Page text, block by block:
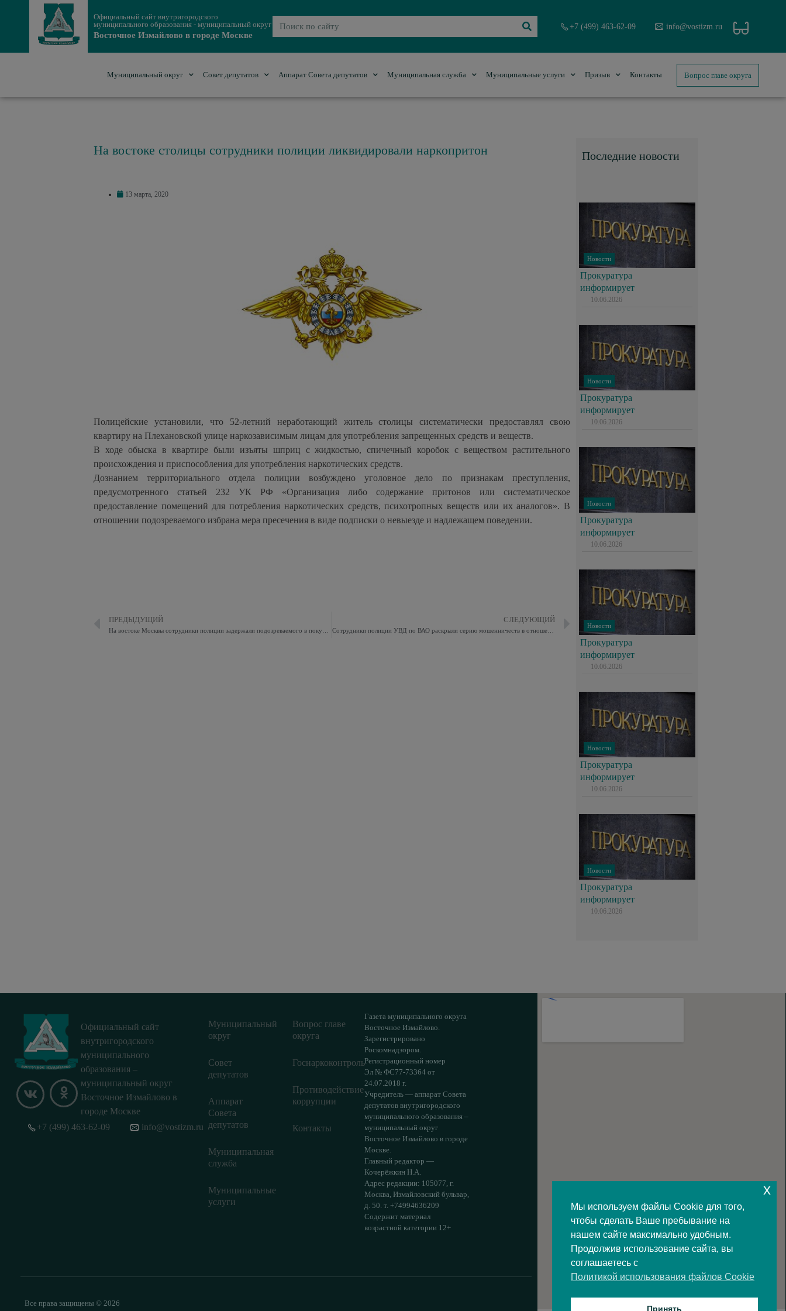
Официальный сайт внутригородского
муниципального образования - муниципальный округ
Восточное Измайлово в городе Москве
+7 (499) 463-62-09 info@vostizm.ru
Муниципальный округ Совет депутатов Аппарат Совета депутатов Муниципальная служба Муниципальные услуги Призыв Контакты Вопрос главе округа
На востоке столицы сотрудники полиции ликвидировали наркопритон
13 марта, 2020
Полицейские установили, что 52-летний неработающий житель столицы систематически предоставлял свою
квартиру на Плехановской улице наркозависимым лицам для употребления запрещенных средств и веществ.
В ходе обыска в квартире были изъяты шприц с жидкостью, спичечный коробок с веществом растительного
происхождения и приспособления для употребления наркотических средств.
Дознанием территориального отдела полиции возбуждено уголовное дело по признакам преступления,
предусмотренного статьей 232 УК РФ «Организация либо содержание притонов или систематическое
предоставление помещений для потребления наркотических средств, психотропных веществ или их аналогов». В
отношении подозреваемого избрана мера пресечения в виде подписки о невыезде и надлежащем поведении.
ПРЕДЫДУЩИЙ СЛЕДУЮЩИЙ
Последние новости
Новости
Прокуратура
информирует
10.06.2026
Новости
Прокуратура
информирует
10.06.2026
Новости
Прокуратура
информирует
10.06.2026
Новости
Прокуратура
информирует
10.06.2026
Новости
Прокуратура
информирует
10.06.2026
Новости
Прокуратура
информирует
10.06.2026
Официальный сайт
внутригородского
муниципального
образования –
муниципальный округ
Восточное Измайлово в
городе Москве
Муниципальный
округ
Совет
депутатов
Аппарат
Совета
депутатов
Муниципальная
служба
Муниципальные
услуги
Вопрос главе
округа
Госнаркоконтроль
Противодействие
коррупции
Контакты
Газета муниципального округа
Восточное Измайлово.
Зарегистрировано
Роскомнадзором.
Регистрационный номер
Эл № ФС77-73364 от
24.07.2018 г.
Учредитель — аппарат Совета
депутатов внутригородского
муниципального образования –
муниципальный округ
Восточное Измайлово в городе
Москве.
Главный редактор —
Кочерёжкин Н.А.
Адрес редакции: 105077, г.
Москва, Измайловский бульвар,
д. 50. т. +74994636209
Содержит материал
возрастной категории 12+
+7 (499) 463-62-09 info@vostizm.ru
Все права защищены © 2026
Мы используем файлы Cookie для того,
чтобы сделать Ваше пребывание на
нашем сайте максимально удобным.
Продолжив использование сайта, вы
соглашаетесь с
Политикой использования файлов Cookie
Принять
x